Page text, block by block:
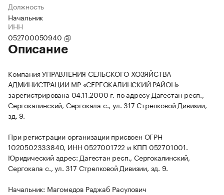
Должность
Начальник
ИНН
052700050940
Описание
Компания УПРАВЛЕНИЯ СЕЛЬСКОГО ХОЗЯЙСТВА
АДМИНИСТРАЦИИ МР «СЕРГОКАЛИНСКИЙ РАЙОН»
зарегистрирована 04.11.2000 г. по адресу Дагестан респ.,
Сергокалинский, Сергокала с., ул. 317 Стрелковой Дивизии,
зд. 9.
При регистрации организации присвоен ОГРН
1020502333840, ИНН 0527001722 и КПП 052701001.
Юридический адрес: Дагестан респ., Сергокалинский,
Сергокала с., ул. 317 Стрелковой Дивизии, зд. 9.
Начальник: Магомедов Раджаб Расулович